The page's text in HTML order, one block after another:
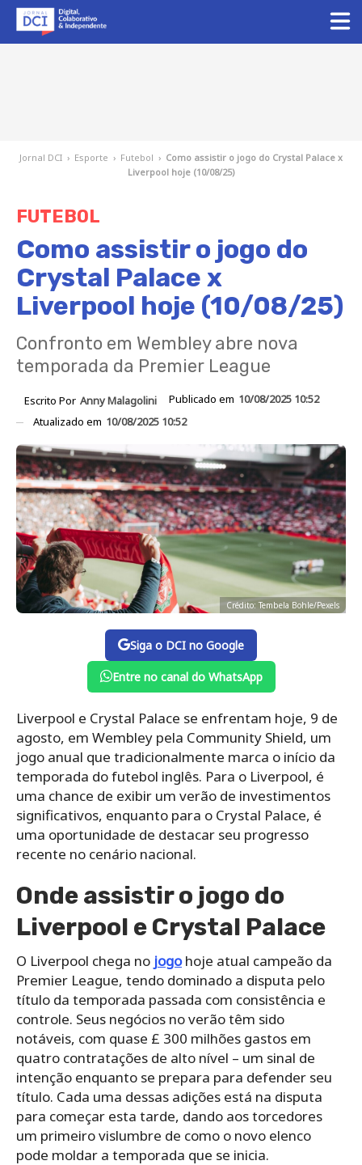
Jornal DCI › Esporte › Futebol › Como assistir o jogo do Crystal Palace x
Liverpool hoje (10/08/25)
FUTEBOL
Como assistir o jogo do
Crystal Palace x
Liverpool hoje (10/08/25)
Confronto em Wembley abre nova
temporada da Premier League
Escrito Por Anny Malagolini Publicado em 10/08/2025 10:52
Atualizado em 10/08/2025 10:52
Crédito: Tembela Bohle/Pexels
Siga o DCI no Google
Entre no canal do WhatsApp
Liverpool e Crystal Palace se enfrentam hoje, 9 de
agosto, em Wembley pela Community Shield, um
jogo anual que tradicionalmente marca o início da
temporada do futebol inglês. Para o Liverpool, é
uma chance de exibir um verão de investimentos
significativos, enquanto para o Crystal Palace, é
uma oportunidade de destacar seu progresso
recente no cenário nacional.
Onde assistir o jogo do
Liverpool e Crystal Palace
O Liverpool chega no jogohoje atual campeão da
Premier League, tendo dominado a disputa pelo
título da temporada passada com consistência e
controle. Seus negócios no verão têm sido
notáveis, com quase £ 300 milhões gastos em
quatro contratações de alto nível – um sinal de
intenção enquanto se prepara para defender seu
título. Cada uma dessas adições está na disputa
para começar esta tarde, dando aos torcedores
um primeiro vislumbre de como o novo elenco
pode moldar a temporada que se inicia.